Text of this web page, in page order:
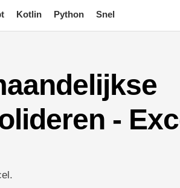
Kotlin Python Snel
-